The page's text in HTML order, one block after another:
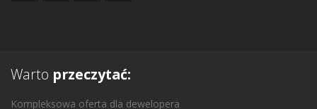
Warto przeczytać:
Kompleksowa oferta dla dewelopera